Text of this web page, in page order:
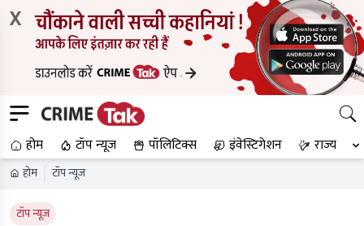
X
होम टॉप न्यूज पॉलिटिक्स इंवेस्टिगेशन राज्य
होम टॉप न्यूज
टॉप न्यूज